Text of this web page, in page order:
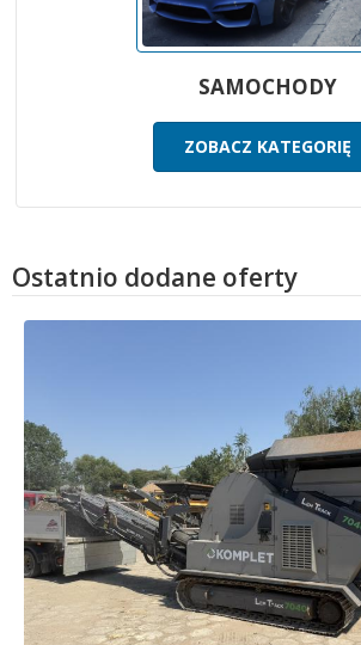
SAMOCHODY
ZOBACZ KATEGORIĘ
Ostatnio dodane oferty